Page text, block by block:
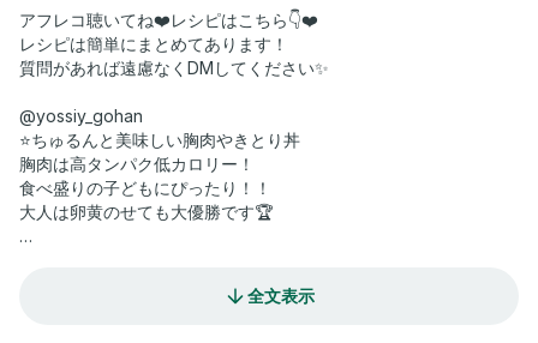
アフレコ聴いてね❤️レシピはこちら👇❤️
レシピは簡単にまとめてあります！
質問があれば遠慮なくDMしてください✨
@yossiy_gohan
⭐️ちゅるんと美味しい胸肉やきとり丼
胸肉は高タンパク低カロリー！
食べ盛りの子どもにぴったり！！
大人は卵黄のせても大優勝です🏆
全文表示